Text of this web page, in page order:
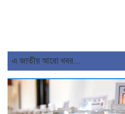
এ জাতীয় আরো খবর...